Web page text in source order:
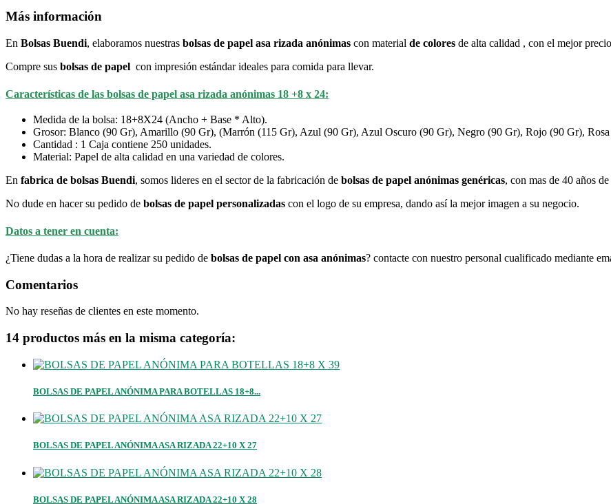
Más información
En Bolsas Buendi, elaboramos nuestras bolsas de papel asa rizada anónimas con material de colores de alta calidad , con el mejor
Compre sus bolsas de papel con impresión estándar ideales para comida para llevar.
Características de las bolsas de papel asa rizada anónimas 18 +8 x 24:
Medida de la bolsa: 18+8X24 (Ancho + Base * Alto).
Grosor: Blanco (90 Gr), Amarillo (90 Gr), (Marrón (115 Gr), Azul (90 Gr), Azul Oscuro (90 Gr), Negro (90 Gr), Rojo (90 Gr),
Cantidad : 1 Caja contiene 250 unidades.
Material: Papel de alta calidad en una variedad de colores.
En fabrica de bolsas Buendi, somos lideres en el sector de la fabricación de bolsas de papel anónimas genéricas, con mas de 40 años
No dude en hacer su pedido de bolsas de papel personalizadas con el logo de su empresa, dando así la mejor imagen a su negocio.
Datos a tener en cuenta:
¿Tiene dudas a la hora de realizar su pedido de bolsas de papel con asa anónimas? contacte con nuestro personal cualificado mediante
Comentarios
No hay reseñas de clientes en este momento.
14 productos más en la misma categoría:
BOLSAS DE PAPEL ANÓNIMA PARA BOTELLAS 18+8...
BOLSAS DE PAPEL ANÓNIMA ASA RIZADA 22+10 X 27
BOLSAS DE PAPEL ANÓNIMA ASA RIZADA 22+10 X 28